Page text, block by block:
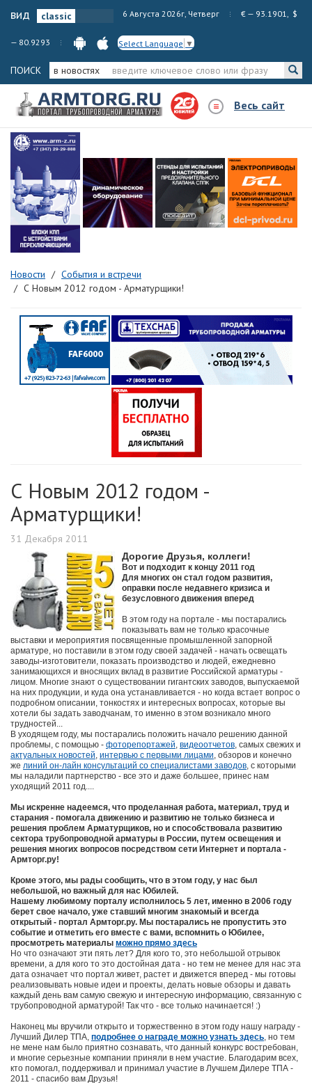
вид 6 Августа 2026г, Четверг € — 93.1901, $
— 80.9293 Select Language ▼
ПОИСК в новостях
Весь сайт
Новости
События и встречи
С Новым 2012 годом - Арматурщики!
С Новым 2012 годом -
Арматурщики!
31 Декабря 2011
Дорогие Друзья, коллеги!
Вот и подходит к концу 2011 год
Для многих он стал годом развития,
оправки после недавнего кризиса и
безусловного движения вперед
В этом году на портале - мы постарались
показывать вам не только красочные
выставки и мероприятия посвященные промышленной запорной
арматуре, но поставили в этом году своей задачей - начать освещать
заводы-изготовители, показать производство и людей, ежедневно
занимающихся и вносящих вклад в развитие Российской арматуры -
лицом. Многие знают о существовании гигантских заводов, выпускаемой
на них продукции, и куда она устанавливается - но когда встает вопрос о
подробном описании, тонкостях и интересных вопросах, которые вы
хотели бы задать заводчанам, то именно в этом возникало много
трудностей...
В уходящем году, мы постарались положить начало решению данной
проблемы, с помощью - фоторепортажей, видеоотчетов, самых свежих и
актуальных новостей, интервью с первыми лицами, обзоров и конечно
же линий он-лайн консультаций со специалистами заводов, с которыми
мы наладили партнерство - все это и даже большее, принес нам
уходящий 2011 год....
Мы искренне надеемся, что проделанная работа, материал, труд и
старания - помогала движению и развитию не только бизнеса и
решения проблем Арматурщиков, но и способствовала развитию
сектора трубопроводной арматуры в России, путем освещения и
решения многих вопросов посредством сети Интернет и портала -
Армторг.ру!
Кроме этого, мы рады сообщить, что в этом году, у нас был
небольшой, но важный для нас Юбилей.
Нашему любимому порталу исполнилось 5 лет, именно в 2006 году
берет свое начало, уже ставший многим знакомый и всегда
открытый - портал Армторг.ру. Мы постарались не пропустить это
событие и отметить его вместе с вами, вспомнить о Юбилее,
просмотреть материалы можно прямо здесь
Но что означают эти пять лет? Для кого то, это небольшой отрывок
времени, а для кого то это достойная дата - но тем не менее для нас эта
дата означает что портал живет, растет и движется вперед - мы готовы
реализовывать новые идеи и проекты, делать новые обзоры и давать
каждый день вам самую свежую и интересную информацию, связанную с
трубопроводной арматурой! Так что - все только начинается! :)
Наконец мы вручили открыто и торжественно в этом году нашу награду -
Лучший Дилер ТПА, подробнее о награде можно узнать здесь, но тем
не мене нам было приятно сознавать, что данный конкурс востребован,
и многие серьезные компании приняли в нем участие. Благодарим всех,
кто помогал, поддерживал и принимал участие в Лучшем Дилере ТПА -
2011 - спасибо вам Друзья!